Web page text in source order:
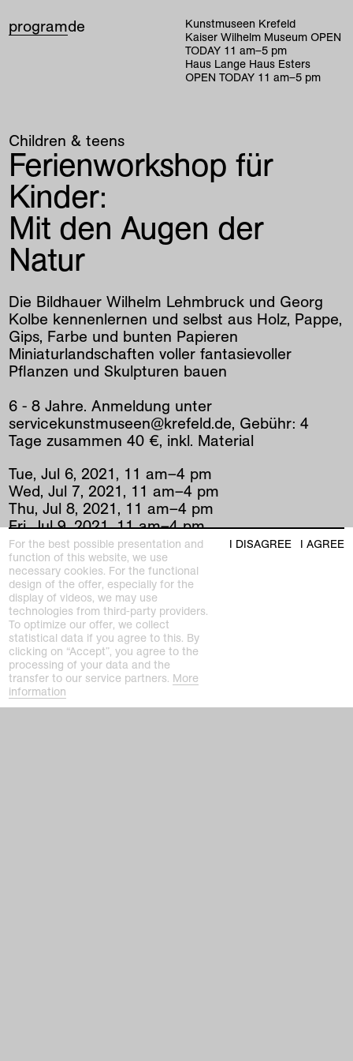
programde
Kunstmuseen Krefeld
Kaiser Wilhelm Museum OPEN
TODAY 11 am–5 pm
Haus Lange Haus Esters
OPEN TODAY 11 am–5 pm
Children & teens
Ferienworkshop für
Kinder:
Mit den Augen der
Natur
Die Bildhauer Wilhelm Lehmbruck und Georg
Kolbe kennenlernen und selbst aus Holz, Pappe,
Gips, Farbe und bunten Papieren
Miniaturlandschaften voller fantasievoller
Pflanzen und Skulpturen bauen
6 - 8 Jahre. Anmeldung unter
servicekunstmuseen@krefeld.de, Gebühr: 4
Tage zusammen 40 €, inkl. Material
Tue,Jul 6, 2021 , 11 am–4 pm
Wed,Jul 7, 2021 , 11 am–4 pm
Thu,Jul 8, 2021 , 11 am–4 pm
Fri,Jul 9,2021,11 am–4 pm
Haus Lange
prev|next
For the best possible presentation and
function of this website, we use
necessary cookies. For the functional
design of the offer, especially for the
display of videos, we may use
technologies from third-party providers.
To optimize our offer, we collect
statistical data if you agree to this. By
clicking on “Accept”, you agree to the
processing of your data and the
transfer to our service partners. More
information
I DISAGREE I AGREE